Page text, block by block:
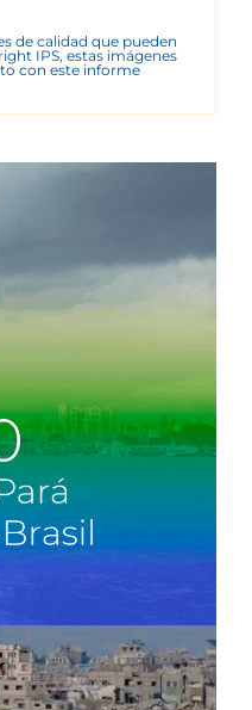
de calidad que pueden
IPS, estas imágenes
con este informe